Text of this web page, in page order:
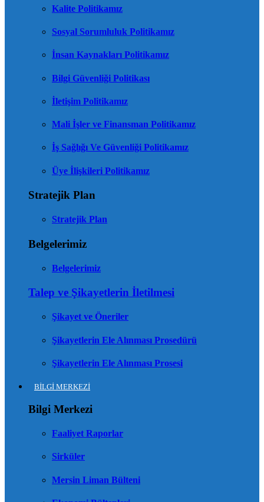
Kalite Politikamız
Sosyal Sorumluluk Politikamız
İnsan Kaynakları Politikamız
Bilgi Güvenliği Politikası
İletişim Politikamız
Mali İşler ve Finansman Politikamız
İş Sağlığı Ve Güvenliği Politikamız
Üye İlişkileri Politikamız
Stratejik Plan
Stratejik Plan
Belgelerimiz
Belgelerimiz
Talep ve Şikayetlerin İletilmesi
Şikayet ve Öneriler
Şikayetlerin Ele Alınması Prosedürü
Şikayetlerin Ele Alınması Prosesi
BİLGİ MERKEZİ
Bilgi Merkezi
Faaliyet Raporlar
Sirküler
Mersin Liman Bülteni